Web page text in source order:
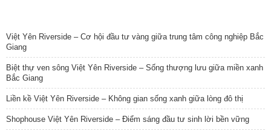
Việt Yên Riverside – Cơ hội đầu tư vàng giữa trung tâm công nghiệp Bắc
Giang
Biệt thự ven sông Việt Yên Riverside – Sống thượng lưu giữa miền xanh
Bắc Giang
Liền kề Việt Yên Riverside – Không gian sống xanh giữa lòng đô thị
Shophouse Việt Yên Riverside – Điểm sáng đầu tư sinh lời bền vững